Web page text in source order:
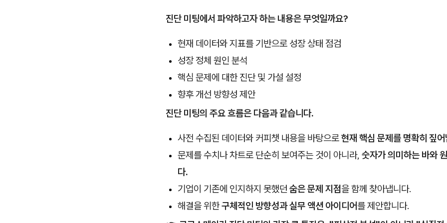
진단 미팅에서 파악하고자 하는 내용은 무엇일까요?
현재 데이터와 지표를 기반으로 성장 상태 점검
성장 정체 원인 분석
핵심 문제에 대한 진단 및 가설 설정
향후 개선 방향성 제안
진단 미팅의 주요 흐름은 다음과 같습니다.
사전 수집된 데이터와 커피챗 내용을 바탕으로현재 핵심 문제를 명확히 짚
문제를 수치나 차트로 단순히 보여주는 것이 아니라, 숫자가 의미하는 바와
다.
기업이 기존에 인지하지 못했던 숨은 문제 지점을 함께 찾아냅니다.
해결을 위한구체적인 방향성과 실무 액션 아이디어를 제안합니다.